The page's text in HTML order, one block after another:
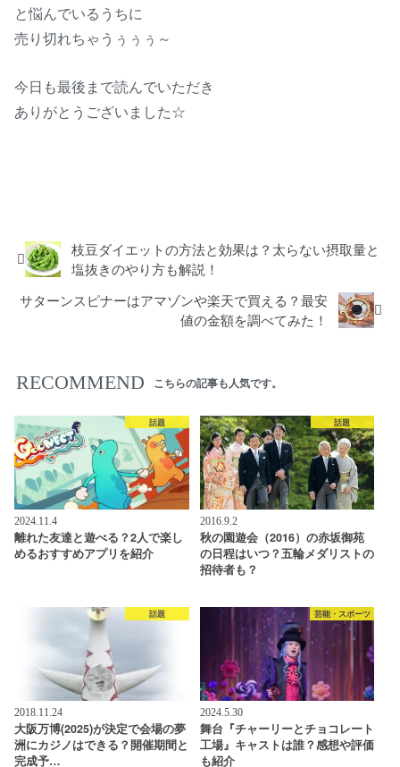
と悩んでいるうちに
売り切れちゃうぅぅぅ～
今日も最後まで読んでいただき
ありがとうございました☆
枝豆ダイエットの方法と効果は？太らない摂取量と
塩抜きのやり方も解説！
サターンスピナーはアマゾンや楽天で買える？最安
値の金額を調べてみた！
RECOMMEND こちらの記事も人気です。
話題
2024.11.4
離れた友達と遊べる？2人で楽し
めるおすすめアプリを紹介
話題
2016.9.2
秋の園遊会（2016）の赤坂御苑
の日程はいつ？五輪メダリストの
招待者も？
話題
2018.11.24
大阪万博(2025)が決定で会場の夢
洲にカジノはできる？開催期間と
完成予…
芸能・スポーツ
2024.5.30
舞台『チャーリーとチョコレート
工場』キャストは誰？感想や評価
も紹介